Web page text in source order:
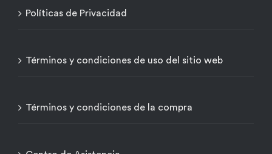
Políticas de Privacidad
Términos y condiciones de uso del sitio web
Términos y condiciones de la compra